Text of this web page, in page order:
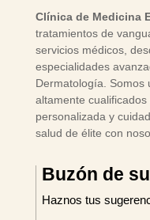
Clínica de Medicina
tratamientos de
servicios médicos,
especialidades
Dermatología. Somos
altamente
personalizada y
salud de élite con
Buzón de
Haznos tus